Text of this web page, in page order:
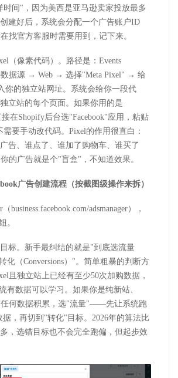
时间 " ，因为美西是亚马逊卖家投放最多
建好后，系统会分配一个广告账户ID
找官方客服时需要用到，记下来。
（像素代码）。路径是： Events
据源 → Web → 选择"Meta Pixel" → 给
你的独立站网址。系统会给你一段代
立站的每个页面。如果你用的是
接在Shopify后台选"Facebook"应用，粘贴
需要手动改代码。 Pixel的作用很直白：
告、谁点了、谁加了购物车、谁买了
你的广告就是个"盲盒" ，不知道效果。
广告创建流程（按截图级操作来拆）
（business.facebook.com/adsmanager），
。
标。新手最纠结的就是"到底选流量
化（Conversions） "。简单粗暴的判断方
且独立站上已经有至少50次加购数据，
数据可以学习。如果你是纯新站、
何数据积累，选"流量"——先让系统跑
，再切到 "转化" 目标。 2026年的算法比
，选错目标也不会完全跑偏，但起步效